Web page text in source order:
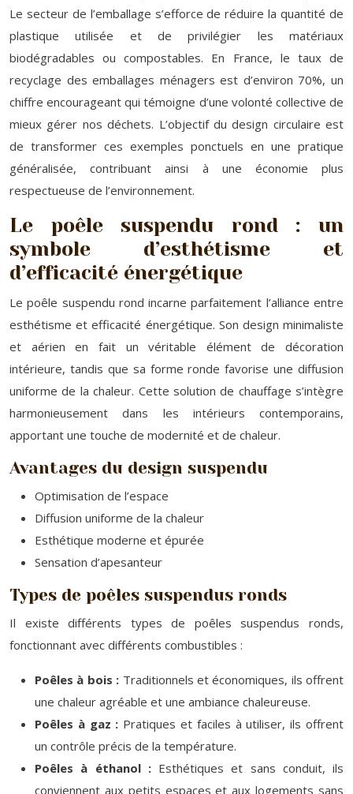
Le secteur de l’emballage s’efforce de réduire la quantité de
plastique utilisée et de privilégier les matériaux
biodégradables ou compostables. En France, le taux de
recyclage des emballages ménagers est d’environ 70%, un
chiffre encourageant qui témoigne d’une volonté collective de
mieux gérer nos déchets. L’objectif du design circulaire est
de transformer ces exemples ponctuels en une pratique
généralisée, contribuant ainsi à une économie plus
respectueuse de l’environnement.
Le poêle suspendu rond : un
symbole d’esthétisme et
d’efficacité énergétique
Le poêle suspendu rond incarne parfaitement l’alliance entre
esthétisme et efficacité énergétique. Son design minimaliste
et aérien en fait un véritable élément de décoration
intérieure, tandis que sa forme ronde favorise une diffusion
uniforme de la chaleur. Cette solution de chauffage s’intègre
harmonieusement dans les intérieurs contemporains,
apportant une touche de modernité et de chaleur.
Avantages du design suspendu
Optimisation de l’espace
Diffusion uniforme de la chaleur
Esthétique moderne et épurée
Sensation d’apesanteur
Types de poêles suspendus ronds
Il existe différents types de poêles suspendus ronds,
fonctionnant avec différents combustibles :
Poêles à bois : Traditionnels et économiques, ils offrent
une chaleur agréable et une ambiance chaleureuse.
Poêles à gaz : Pratiques et faciles à utiliser, ils offrent
un contrôle précis de la température.
Poêles à éthanol : Esthétiques et sans conduit, ils
conviennent aux petits espaces et aux logements sans